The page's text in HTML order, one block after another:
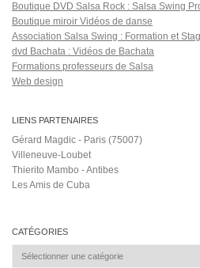
Boutique DVD Salsa Rock : Salsa Swing
Boutique miroir Vidéos de danse
Association Salsa Swing : Formation et
dvd Bachata : Vidéos de Bachata
Formations professeurs de Salsa
Web design
LIENS PARTENAIRES
Gérard Magdic - Paris (75007)
Villeneuve-Loubet
Thierito Mambo - Antibes
Les Amis de Cuba
CATÉGORIES
Catégories